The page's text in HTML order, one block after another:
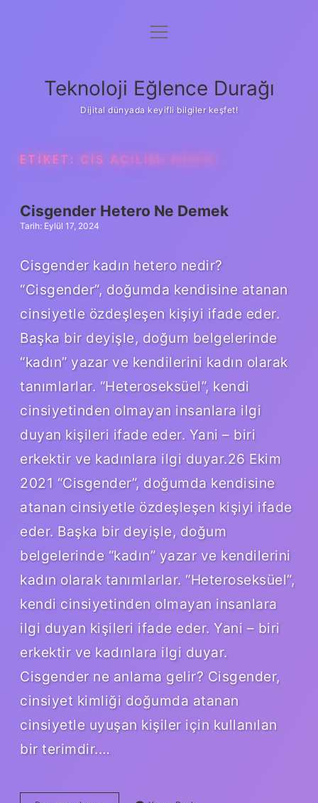
Anasayfa
Yasal Uyarı
menüyü
Teknoloji Eğlence Durağı
Dijital dünyada keyifli bilgiler keşfet!
ETIKET: CIS AÇILIMI NEDIR
Cisgender Hetero Ne Demek
Tarih: Eylül 17, 2024
Cisgender kadın hetero nedir?
“Cisgender”, doğumda kendisine atanan
cinsiyetle özdeşleşen kişiyi ifade eder.
Başka bir deyişle, doğum belgelerinde
“kadın” yazar ve kendilerini kadın olarak
tanımlarlar. “Heteroseksüel”, kendi
cinsiyetinden olmayan insanlara ilgi
duyan kişileri ifade eder. Yani – biri
erkektir ve kadınlara ilgi duyar.26 Ekim
2021 “Cisgender”, doğumda kendisine
atanan cinsiyetle özdeşleşen kişiyi ifade
eder. Başka bir deyişle, doğum
belgelerinde “kadın” yazar ve kendilerini
kadın olarak tanımlarlar. “Heteroseksüel”,
kendi cinsiyetinden olmayan insanlara
ilgi duyan kişileri ifade eder. Yani – biri
erkektir ve kadınlara ilgi duyar.
Cisgender ne anlama gelir? Cisgender,
cinsiyet kimliği doğumda atanan
cinsiyetle uyuşan kişiler için kullanılan
bir terimdir.…